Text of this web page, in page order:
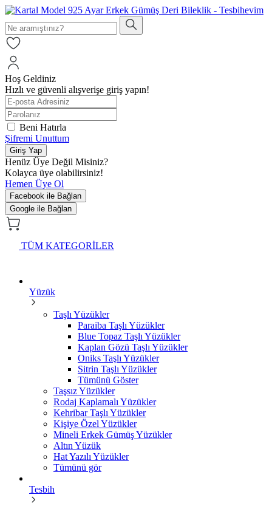
Hoş Geldiniz
Hızlı ve güvenli alışverişe giriş yapın!
Beni Hatırla
Şifremi Unuttum
Giriş Yap
Henüz Üye Değil Misiniz?
Kolayca üye olabilirsiniz!
Hemen Üye Ol
Facebook ile Bağlan
Google ile Bağlan
TÜM KATEGORİLER
Yüzük
Taşlı Yüzükler
Paraiba Taşlı Yüzükler
Blue Topaz Taşlı Yüzükler
Kaplan Gözü Taşlı Yüzükler
Oniks Taşlı Yüzükler
Sitrin Taşlı Yüzükler
Tümünü Göster
Taşsız Yüzükler
Rodaj Kaplamalı Yüzükler
Kehribar Taşlı Yüzükler
Kişiye Özel Yüzükler
Mineli Erkek Gümüş Yüzükler
Altın Yüzük
Hat Yazılı Yüzükler
Tümünü gör
Tesbih